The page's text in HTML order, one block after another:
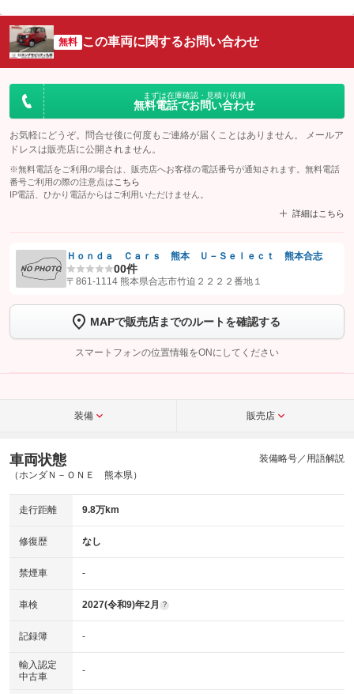
無料 この車両に関するお問い合わせ
まずは在庫確認・見積り依頼
無料電話でお問い合わせ
お気軽にどうぞ。問合せ後に何度もご連絡が届くことはありません。 メールア
ドレスは販売店に公開されません。
※無料電話をご利用の場合は、販売店へお客様の電話番号が通知されます。無料電話
番号ご利用の際の注意点は こちら
IP電話、ひかり電話からはご利用いただけません。
詳細はこちら
【STEP1】
認証画面でグーネットを友だち追加してから「許可する」ボタンを押
トーク画面で
ボタンをタップして問い合わせを
完了してください。
こちら
Ｈｏｎｄａ Ｃａｒｓ 熊本 Ｕ－Ｓｅｌｅｃｔ 熊本合志
00件
〒861-1114 熊本県合志市竹迫２２２２番地１
MAPで販売店までのルートを確認する
スマートフォンの位置情報をONにしてください
装備 販売店
車両状態
（ホンダＮ－ＯＮＥ 熊本県）
装備略号／用語解説
走行距離 9.8万km
修復歴 なし
禁煙車 -
車検 2027(令和9)年2月 ?
記録簿 -
輸入認定
中古車
-